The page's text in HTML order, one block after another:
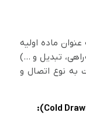
ماده اولیه
تبدیل و …)
به نوع اتصال و